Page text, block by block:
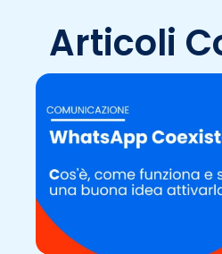
Articoli